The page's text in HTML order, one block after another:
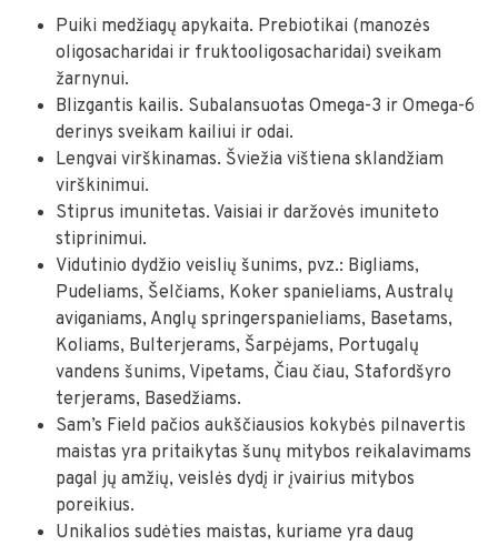
Puiki medžiagų apykaita. Prebiotikai (manozės
oligosacharidai ir fruktooligosacharidai) sveikam
žarnynui.
Blizgantis kailis. Subalansuotas Omega-3 ir Omega-6
derinys sveikam kailiui ir odai.
Lengvai virškinamas. Šviežia vištiena sklandžiam
virškinimui.
Stiprus imunitetas. Vaisiai ir daržovės imuniteto
stiprinimui.
Vidutinio dydžio veislių šunims, pvz.: Bigliams,
Pudeliams, Šelčiams, Koker spanieliams, Australų
aviganiams, Anglų springerspanieliams, Basetams,
Koliams, Bulterjerams, Šarpėjams, Portugalų
vandens šunims, Vipetams, Čiau čiau, Stafordšyro
terjerams, Basedžiams.
Sam’s Field pačios aukščiausios kokybės pilnavertis
maistas yra pritaikytas šunų mitybos reikalavimams
pagal jų amžių, veislės dydį ir įvairius mitybos
poreikius.
Unikalios sudėties maistas, kuriame yra daug